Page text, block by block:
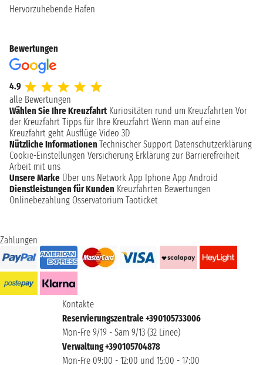
Hervorzuhebende Hafen
Bewertungen
4.9
alle Bewertungen
Wählen Sie Ihre Kreuzfahrt Kuriositäten rund um Kreuzfahrten Vor
der Kreuzfahrt Tipps für Ihre Kreuzfahrt Wenn man auf eine
Kreuzfahrt geht Ausflüge Video 3D
Nützliche Informationen Technischer Support Datenschutzerklärung
Cookie-Einstellungen Versicherung Erklärung zur Barrierefreiheit
Arbeit mit uns
Unsere Marke Über uns Network App Iphone App Android
Dienstleistungen für Kunden Kreuzfahrten Bewertungen
Onlinebezahlung Osservatorium Taoticket
Zahlungen
Kontakte
Reservierungszentrale +390105733006
Mon-Fre 9/19 - Sam 9/13 (32 Linee)
Verwaltung +390105704878
Mon-Fre 09:00 - 12:00 und 15:00 - 17:00